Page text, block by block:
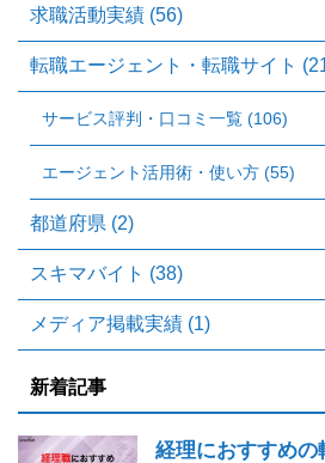
求職活動実績 (56)
転職エージェント・転職サイト
サービス評判・口コミ一覧 (106)
エージェント活用術・使い方 (55)
都道府県 (2)
スキマバイト (38)
メディア掲載実績 (1)
新着記事
経理におすすめの